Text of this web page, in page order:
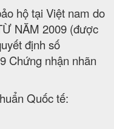
hộ tại Việt nam do
NĂM 2009 (được
định số
Chứng nhận nhãn
Quốc tế: